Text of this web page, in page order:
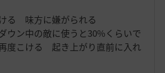
る 味方に嫌がられる
ウン中の敵に使うと30%くらいで
度こける 起き上がり直前に入れ